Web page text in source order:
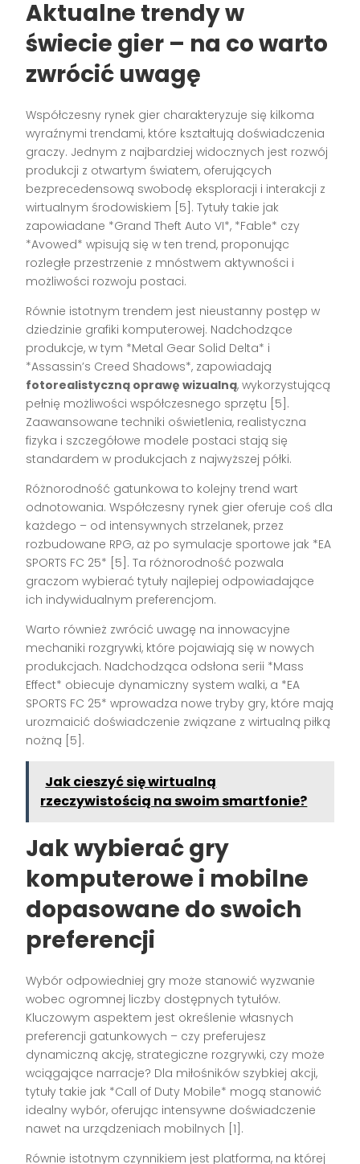
Aktualne trendy w
świecie gier – na co warto
zwrócić uwagę
Współczesny rynek gier charakteryzuje się kilkoma
wyraźnymi trendami, które kształtują doświadczenia
graczy. Jednym z najbardziej widocznych jest rozwój
produkcji z otwartym światem, oferujących
bezprecedensową swobodę eksploracji i interakcji z
wirtualnym środowiskiem [5]. Tytuły takie jak
zapowiadane *Grand Theft Auto VI*, *Fable* czy
*Avowed* wpisują się w ten trend, proponując
rozległe przestrzenie z mnóstwem aktywności i
możliwości rozwoju postaci.
Równie istotnym trendem jest nieustanny postęp w
dziedzinie grafiki komputerowej. Nadchodzące
produkcje, w tym *Metal Gear Solid Delta* i
*Assassin’s Creed Shadows*, zapowiadają
fotorealistyczną oprawę wizualną, wykorzystującą
pełnię możliwości współczesnego sprzętu [5].
Zaawansowane techniki oświetlenia, realistyczna
fizyka i szczegółowe modele postaci stają się
standardem w produkcjach z najwyższej półki.
Różnorodność gatunkowa to kolejny trend wart
odnotowania. Współczesny rynek gier oferuje coś dla
każdego – od intensywnych strzelanek, przez
rozbudowane RPG, aż po symulacje sportowe jak *EA
SPORTS FC 25* [5]. Ta różnorodność pozwala
graczom wybierać tytuły najlepiej odpowiadające
ich indywidualnym preferencjom.
Warto również zwrócić uwagę na innowacyjne
mechaniki rozgrywki, które pojawiają się w nowych
produkcjach. Nadchodząca odsłona serii *Mass
Effect* obiecuje dynamiczny system walki, a *EA
SPORTS FC 25* wprowadza nowe tryby gry, które mają
urozmaicić doświadczenie związane z wirtualną piłką
nożną [5].
Jak cieszyć się wirtualną
rzeczywistością na swoim smartfonie?
Jak wybierać gry
komputerowe i mobilne
dopasowane do swoich
preferencji
Wybór odpowiedniej gry może stanowić wyzwanie
wobec ogromnej liczby dostępnych tytułów.
Kluczowym aspektem jest określenie własnych
preferencji gatunkowych – czy preferujesz
dynamiczną akcję, strategiczne rozgrywki, czy może
wciągające narracje? Dla miłośników szybkiej akcji,
tytuły takie jak *Call of Duty Mobile* mogą stanowić
idealny wybór, oferując intensywne doświadczenie
nawet na urządzeniach mobilnych [1].
Równie istotnym czynnikiem jest platforma, na której